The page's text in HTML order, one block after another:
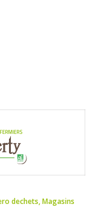
dechets,Magasins